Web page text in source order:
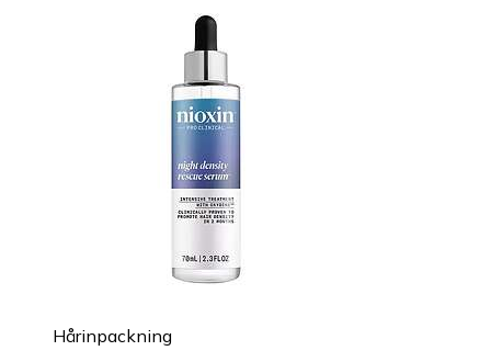
Hårinpackning